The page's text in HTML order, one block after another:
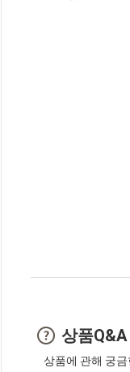
상품Q&A
상품에 관해 궁